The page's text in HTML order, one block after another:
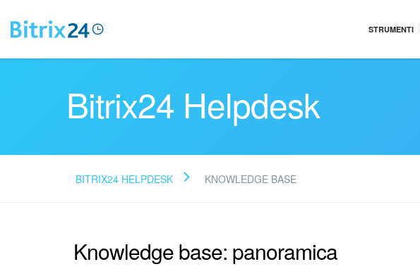
STRUMENTI
Bitrix24 Helpdesk
BITRIX24 HELPDESK KNOWLEDGE BASE
Knowledge base: panoramica